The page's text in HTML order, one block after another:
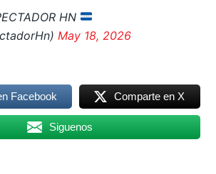
HN
May 18, 2026
Facebook Comparte en X
Siguenos